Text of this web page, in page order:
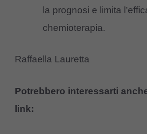
la prognosi e limita
chemioterapia.
Raffaella Lauretta
Potrebbero interessarti
link: